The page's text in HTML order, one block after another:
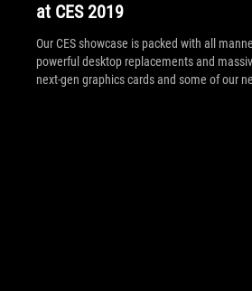
at CES 2019
Our CES showcase is packed with all
powerful desktop replacements and
next-gen graphics cards and some of our